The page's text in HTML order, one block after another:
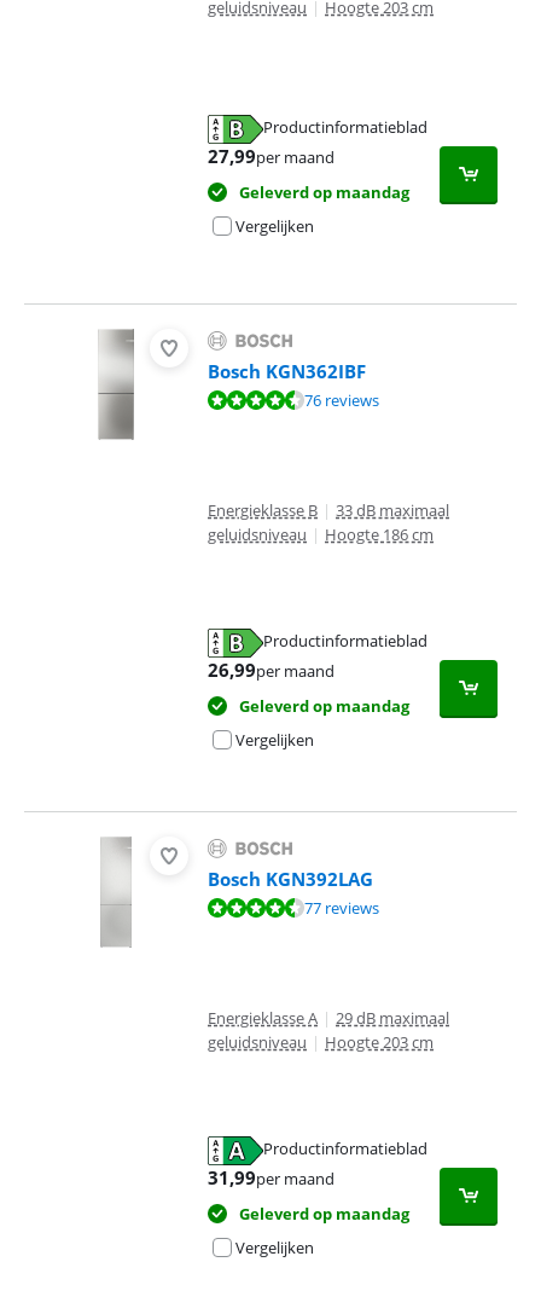
geluidsniveau | Hoogte 203 cm
Productinformatieblad
27,99per maand
Geleverd op maandag
Vergelijken
Bosch KGN362IBF
Beoordeling is 8,8 van de 10, gebaseerd op 76 reviews.
76 reviews
Energieklasse B | 33 dB maximaal
geluidsniveau | Hoogte 186 cm
Productinformatieblad
26,99per maand
Geleverd op maandag
Vergelijken
Bosch KGN392LAG
Beoordeling is 9,3 van de 10, gebaseerd op 77 reviews.
77 reviews
Energieklasse A | 29 dB maximaal
geluidsniveau | Hoogte 203 cm
Productinformatieblad
31,99per maand
Geleverd op maandag
Vergelijken